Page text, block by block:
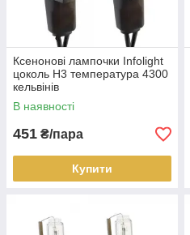
Ксенонові лампочки Infolight
цоколь H3 температура 4300
кельвінів
В наявності
451 ₴/пара
Купити